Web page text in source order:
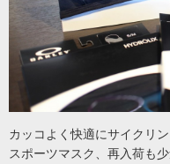
カッコよく快適にサイクリ
スポーツマスク、再入荷も